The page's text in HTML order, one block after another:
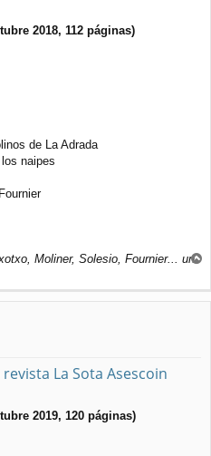
2018, 112 páginas)
de La Adrada
naipes
Moliner, Solesio, Fournier... un
r
i
La Sota Asescoin
2019, 120 páginas)